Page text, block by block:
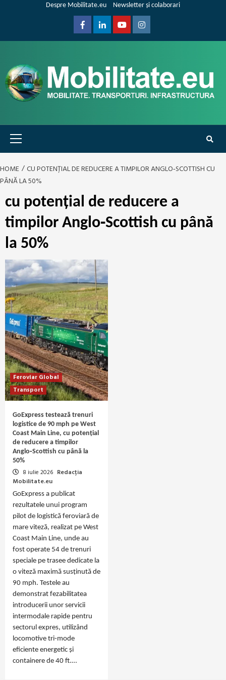
Despre Mobilitate.eu Newsletter și colaborari
FacebookLinkedinYoutubeInstagram
Primary
Menu
HOME
CU POTENȚIAL DE REDUCERE A TIMPILOR ANGLO‑SCOTTISH CU
PÂNĂ LA 50%
cu potențial de reducere a
timpilor Anglo‑Scottish cu până
la 50%
Feroviar Global
Transport
GoExpress testează trenuri
logistice de 90 mph pe West
Coast Main Line, cu potențial
de reducere a timpilor
Anglo‑Scottish cu până la
50%
8 iulie 2026 Redacția
Mobilitate.eu
GoExpress a publicat
rezultatele unui program
pilot de logistică feroviară de
mare viteză, realizat pe West
Coast Main Line, unde au
fost operate 54 de trenuri
speciale pe trasee dedicate la
o viteză maximă susținută de
90 mph. Testele au
demonstrat fezabilitatea
introducerii unor servicii
intermodale rapide pentru
sectorul expres, utilizând
locomotive tri‑mode
eficiente energetic și
containere de 40 ft.…